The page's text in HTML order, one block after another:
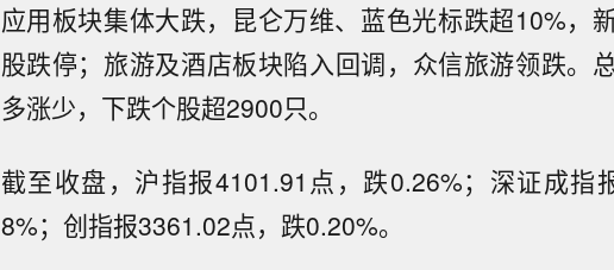
应用板块集体大跌，昆仑万维、蓝色光标跌超10%，
股跌停；旅游及酒店板块陷入回调，众信旅游领跌。
多涨少，下跌个股超2900只。
截至收盘，沪指报4101.91点，跌0.26%；深证成指
8%；创指报3361.02点，跌0.20%。